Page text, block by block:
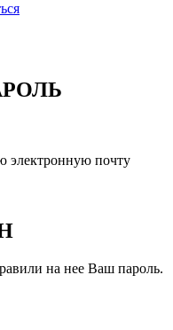
электронную почту
на нее Ваш пароль.